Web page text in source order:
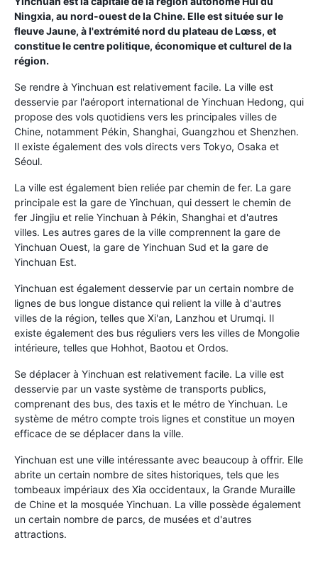
Ningxia, au nord-ouest de la Chine. Elle est située sur le
fleuve Jaune, à l'extrémité nord du plateau de Lœss, et
constitue le centre politique, économique et culturel de la
région.
Se rendre à Yinchuan est relativement facile. La ville est
desservie par l'aéroport international de Yinchuan Hedong, qui
propose des vols quotidiens vers les principales villes de
Chine, notamment Pékin, Shanghai, Guangzhou et Shenzhen.
Il existe également des vols directs vers Tokyo, Osaka et
Séoul.
La ville est également bien reliée par chemin de fer. La gare
principale est la gare de Yinchuan, qui dessert le chemin de
fer Jingjiu et relie Yinchuan à Pékin, Shanghai et d'autres
villes. Les autres gares de la ville comprennent la gare de
Yinchuan Ouest, la gare de Yinchuan Sud et la gare de
Yinchuan Est.
Yinchuan est également desservie par un certain nombre de
lignes de bus longue distance qui relient la ville à d'autres
villes de la région, telles que Xi'an, Lanzhou et Urumqi. Il
existe également des bus réguliers vers les villes de Mongolie
intérieure, telles que Hohhot, Baotou et Ordos.
Se déplacer à Yinchuan est relativement facile. La ville est
desservie par un vaste système de transports publics,
comprenant des bus, des taxis et le métro de Yinchuan. Le
système de métro compte trois lignes et constitue un moyen
efficace de se déplacer dans la ville.
Yinchuan est une ville intéressante avec beaucoup à offrir. Elle
abrite un certain nombre de sites historiques, tels que les
tombeaux impériaux des Xia occidentaux, la Grande Muraille
de Chine et la mosquée Yinchuan. La ville possède également
un certain nombre de parcs, de musées et d'autres
attractions.